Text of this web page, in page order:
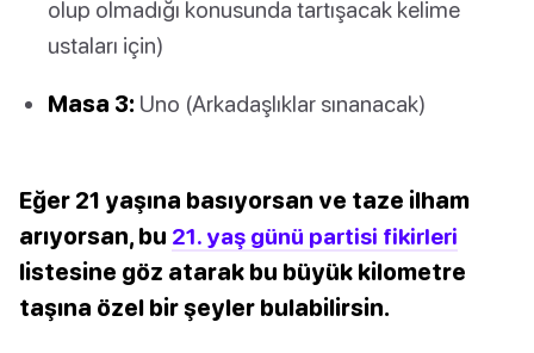
olup olmadığı konusunda tartışacak kelime
ustaları için)
Masa 3: Uno (Arkadaşlıklar sınanacak)
Eğer 21 yaşına basıyorsan ve taze ilham
arıyorsan, bu 21. yaş günü partisi fikirleri
listesine göz atarak bu büyük kilometre
taşına özel bir şeyler bulabilirsin.